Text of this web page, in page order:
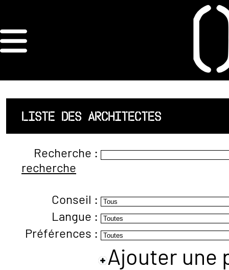
ORDRE DES
ARCHITECTES
ACCUEIL
LISTE DES
ARCHITECTES
JURISPRUDENCE
ANNEXE 4 CODT
LISTE DES ARCHITECTES
Recherche :
recherche
Conseil :
Langue :
Préférences :
Ajouter une